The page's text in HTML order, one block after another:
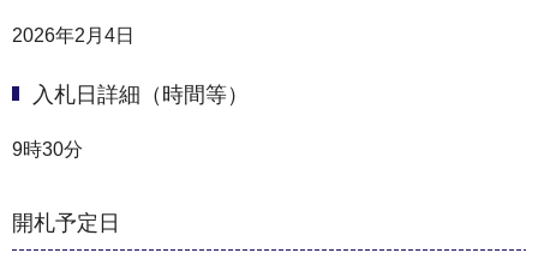
2026年2月4日
入札日詳細（時間等）
9時30分
開札予定日